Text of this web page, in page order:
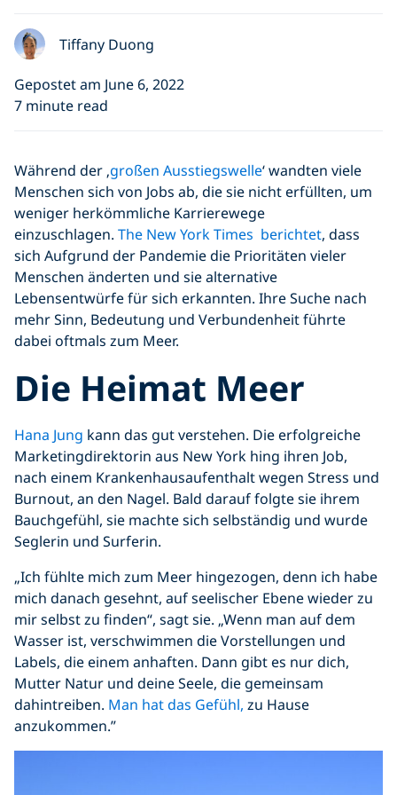
Tiffany Duong
Gepostet am June 6, 2022
7 minute read
Während der ‚großen Ausstiegswelle‘ wandten viele
Menschen sich von Jobs ab, die sie nicht erfüllten, um
weniger herkömmliche Karrierewege
einzuschlagen. The New York Times berichtet, dass
sich Aufgrund der Pandemie die Prioritäten vieler
Menschen änderten und sie alternative
Lebensentwürfe für sich erkannten. Ihre Suche nach
mehr Sinn, Bedeutung und Verbundenheit führte
dabei oftmals zum Meer.
Die Heimat Meer
Hana Jung kann das gut verstehen. Die erfolgreiche
Marketingdirektorin aus New York hing ihren Job,
nach einem Krankenhausaufenthalt wegen Stress und
Burnout, an den Nagel. Bald darauf folgte sie ihrem
Bauchgefühl, sie machte sich selbständig und wurde
Seglerin und Surferin.
„Ich fühlte mich zum Meer hingezogen, denn ich habe
mich danach gesehnt, auf seelischer Ebene wieder zu
mir selbst zu finden“, sagt sie. „Wenn man auf dem
Wasser ist, verschwimmen die Vorstellungen und
Labels, die einem anhaften. Dann gibt es nur dich,
Mutter Natur und deine Seele, die gemeinsam
dahintreiben. Man hat das Gefühl, zu Hause
anzukommen.”